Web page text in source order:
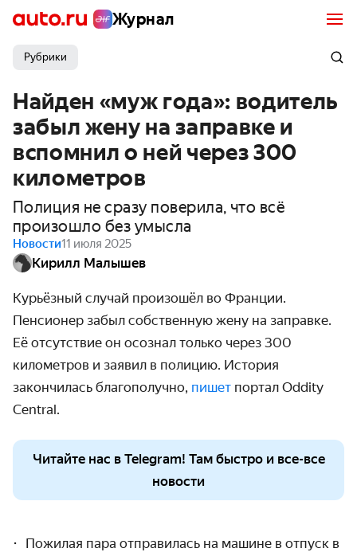
Журнал
Рубрики
Найден «муж года»: водитель
забыл жену на заправке и
вспомнил о ней через 300
километров
Полиция не сразу поверила, что всё
произошло без умысла
Новости11 июля 2025
Кирилл Малышев
Курьёзный случай произошёл во Франции.
Пенсионер забыл собственную жену на заправке.
Её отсутствие он осознал только через 300
километров и заявил в полицию. История
закончилась благополучно, пишет портал Oddity
Central.
Читайте нас в Telegram! Там быстро и все-все
новости
Пожилая пара отправилась на машине в отпуск в